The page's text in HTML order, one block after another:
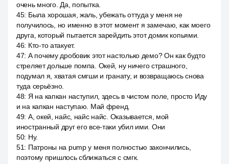
очень много. Да, попытка.
45: Была хорошая, жаль, убежать оттуда у меня не
получилось, но именно в этот момент я замечаю, как моего
друга, который пытается зарейдить этот домик копьями.
46: Кто-то атакует.
47: А почему дробовик этот настолько демо? Он как будто
стреляет дольше помпа. Окей, ну ничего страшного,
подумал я, хватая смгши и гранату, и возвращаюсь снова
туда серьёзно.
48: Я на капкан наступил, здесь в чистом поле, просто Иду
и на капкан наступаю. Май френд.
49: А, окей, найс, найс найс. Оказывается, мой
иностранный друг его все-таки убил ими. Они
50: Ну.
51: Патроны на pump у меня полностью закончились,
поэтому пришлось сближаться с смгк.